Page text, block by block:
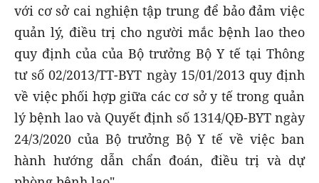
với cơ sở cai nghiện tập trung để bảo đảm việc
quản lý, điều trị cho người mắc bệnh lao theo
quy định của của Bộ trưởng Bộ Y tế tại Thông
tư số 02/2013/TT-BYT ngày 15/01/2013 quy định
về việc phối hợp giữa các cơ sở y tế trong quản
lý bệnh lao và Quyết định số 1314/QĐ-BYT ngày
24/3/2020 của Bộ trưởng Bộ Y tế về việc ban
hành hướng dẫn chẩn đoán, điều trị và dự